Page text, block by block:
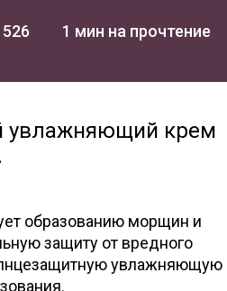
1 мин на прочтение
увлажняющий крем
образованию морщин и
защиту от вредного
увлажняющую